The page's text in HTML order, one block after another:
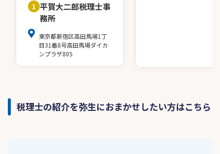
1 平賀大二郎税理士事
務所
東京都新宿区高田馬場1丁
目31番8号高田馬場ダイカ
ンプラザ805
税理士の紹介を弥生におまかせしたい方はこちら